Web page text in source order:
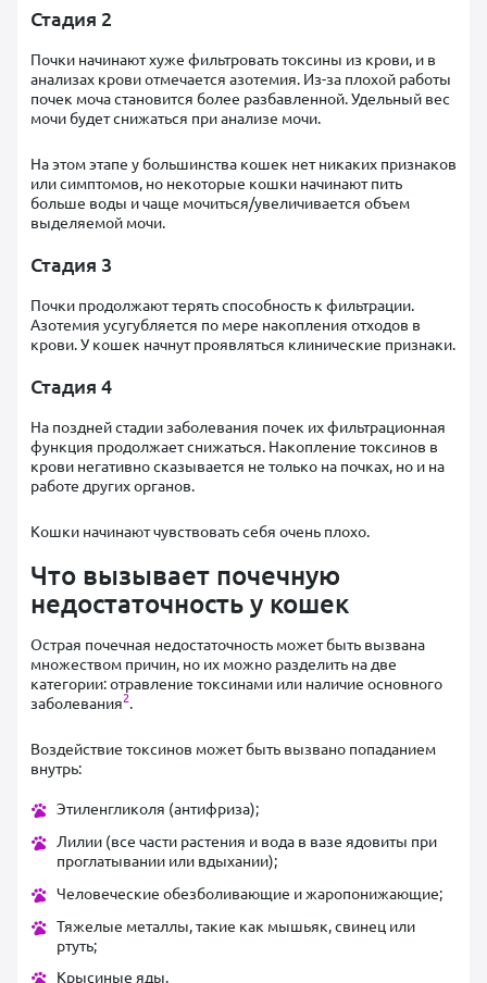
Стадия 2
Почки начинают хуже фильтровать токсины из крови, и в
анализах крови отмечается азотемия. Из-за плохой работы
почек моча становится более разбавленной. Удельный вес
мочи будет снижаться при анализе мочи.
На этом этапе у большинства кошек нет никаких признаков
или симптомов, но некоторые кошки начинают пить
больше воды и чаще мочиться/увеличивается объем
выделяемой мочи.
Стадия 3
Почки продолжают терять способность к фильтрации.
Азотемия усугубляется по мере накопления отходов в
крови. У кошек начнут проявляться клинические признаки.
Стадия 4
На поздней стадии заболевания почек их фильтрационная
функция продолжает снижаться. Накопление токсинов в
крови негативно сказывается не только на почках, но и на
работе других органов.
Кошки начинают чувствовать себя очень плохо.
Что вызывает почечную
недостаточность у кошек
Острая почечная недостаточность может быть вызвана
множеством причин, но их можно разделить на две
категории: отравление токсинами или наличие основного
заболевания2.
Воздействие токсинов может быть вызвано попаданием
внутрь:
Этиленгликоля (антифриза);
Лилии (все части растения и вода в вазе ядовиты при
проглатывании или вдыхании);
Человеческие обезболивающие и жаропонижающие;
Тяжелые металлы, такие как мышьяк, свинец или
ртуть;
Крысиные яды.